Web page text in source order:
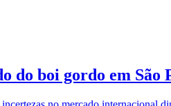
do boi gordo em São